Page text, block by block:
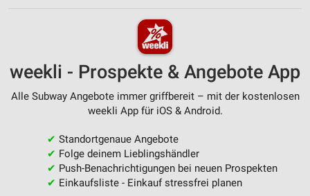
weekli - Prospekte & Angebote App
Alle Subway Angebote immer griffbereit – mit der kostenlosen
weekli App für iOS & Android.
✔ Standortgenaue Angebote
✔ Folge deinem Lieblingshändler
✔ Push-Benachrichtigungen bei neuen Prospekten
✔ Einkaufsliste - Einkauf stressfrei planen